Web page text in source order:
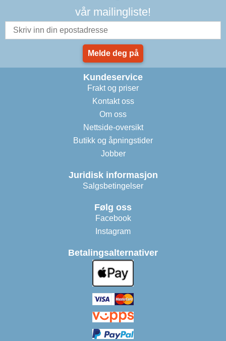
vår mailingliste!
Melde deg på
Kundeservice
Frakt og priser
Kontakt oss
Om oss
Nettside-oversikt
Butikk og åpningstider
Jobber
Juridisk informasjon
Salgsbetingelser
Følg oss
Facebook
Instagram
Betalingsalternativer